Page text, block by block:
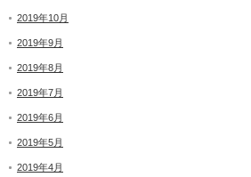
2019年10月
2019年9月
2019年8月
2019年7月
2019年6月
2019年5月
2019年4月